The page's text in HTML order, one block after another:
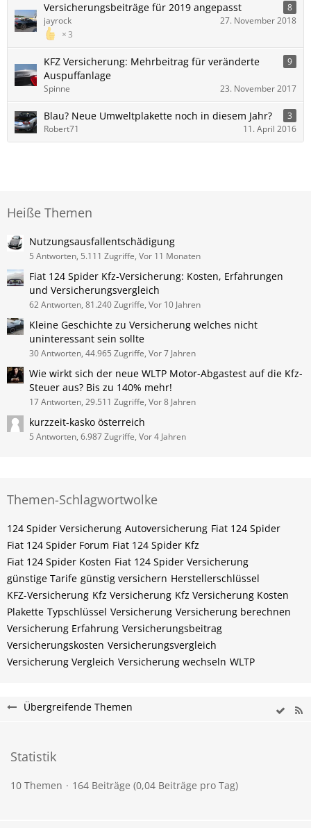
Versicherungsbeiträge für 2019 angepasst 8
3
jayrock 27. November 2018
KFZ Versicherung: Mehrbeitrag für veränderte
Auspuffanlage
9
Spinne 23. November 2017
Blau? Neue Umweltplakette noch in diesem Jahr?
3
Robert71
11. April 2016
Heiße Themen
Nutzungs­ausfall­entschä­digung
5 Antworten, 5.111 Zugriffe, Vor 11 Monaten
Fiat 124 Spider Kfz-Versicherung: Kosten, Erfahrungen
und Versicherungsvergleich
62 Antworten, 81.240 Zugriffe, Vor 10 Jahren
Kleine Geschichte zu Versicherung welches nicht
uninteressant sein sollte
30 Antworten, 44.965 Zugriffe, Vor 7 Jahren
Wie wirkt sich der neue WLTP Motor-Ab­gas­test auf die Kfz-
Steu­er aus? Bis zu 140% mehr!
17 Antworten, 29.511 Zugriffe, Vor 8 Jahren
kurzzeit-kasko österreich
5 Antworten, 6.987 Zugriffe, Vor 4 Jahren
Themen-Schlagwortwolke
124 Spider Versicherung Autoversicherung Fiat 124 Spider
Fiat 124 Spider Forum Fiat 124 Spider Kfz
Fiat 124 Spider Kosten Fiat 124 Spider Versicherung
günstige Tarife günstig versichern Herstellerschlüssel
KFZ-Versicherung Kfz Versicherung Kfz Versicherung Kosten
Plakette Typschlüssel Versicherung Versicherung berechnen
Versicherung Erfahrung Versicherungsbeitrag
Versicherungskosten Versicherungsvergleich
Versicherung Vergleich Versicherung wechseln WLTP
Übergreifende Themen
Statistik
10 Themen 164 Beiträge (0,04 Beiträge pro Tag)